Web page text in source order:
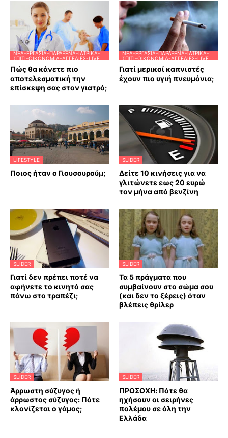
ΝΈΑ-ΕΡΓΑΣΊΑ-ΠΑΡΆΞΕΝΑ-ΙΑΤΡΙΚΆ-
ΣΠΊΤΙ-ΟΙΚΟΝΟΜΊΑ-ΑΓΓΕΛΊΕΣ-LIVE
Πώς θα κάνετε πιο
αποτελεσματική την
επίσκεψη σας στον γιατρό;
ΝΈΑ-ΕΡΓΑΣΊΑ-ΠΑΡΆΞΕΝΑ-ΙΑΤΡΙΚΆ-
ΣΠΊΤΙ-ΟΙΚΟΝΟΜΊΑ-ΑΓΓΕΛΊΕΣ-LIVE
Γιατί μερικοί καπνιστές
έχουν πιο υγιή πνευμόνια;
LIFESTYLE
Ποιος ήταν ο Γιουσουρούμ;
SLIDER
Δείτε 10 κινήσεις για να
γλιτώνετε εως 20 ευρώ
τον μήνα από βενζίνη
SLIDER
Γιατί δεν πρέπει ποτέ να
αφήνετε το κινητό σας
πάνω στο τραπέζι;
SLIDER
Τα 5 πράγματα που
συμβαίνουν στο σώμα σου
(και δεν το ξέρεις) όταν
βλέπεις θρίλερ
SLIDER
Άρρωστη σύζυγος ή
άρρωστος σύζυγος: Πότε
κλονίζεται ο γάμος;
SLIDER
ΠΡΟΣΟΧΗ: Πότε θα
ηχήσουν οι σειρήνες
πολέμου σε όλη την
Ελλάδα